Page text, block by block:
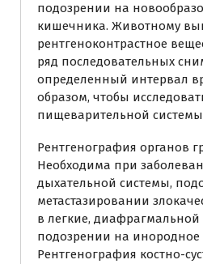
подозрении на
кишечника. Животному
рентгеноконтрастное
ряд последовательных
определенный интервал
образом, чтобы
пищеварительной
Рентгенография органов
Необходима при
дыхательной системы,
метастазировании
в легкие, диафрагмальной
подозрении на инородное
Рентгенография костно-